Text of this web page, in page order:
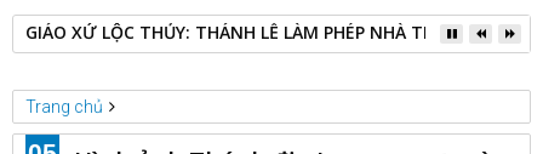
GIÁO XỨ LỘC THỦY: THÁNH LỄ LÀM PHÉP NHÀ THỜ GIÁO
Trang chủ
Các thánh địa Công giáo
Công Giáo đó đây